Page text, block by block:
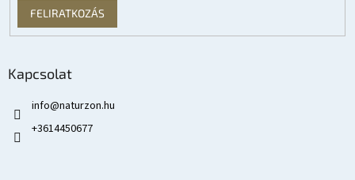
FELIRATKOZÁS
Kapcsolat
info@naturzon.hu
+3614450677